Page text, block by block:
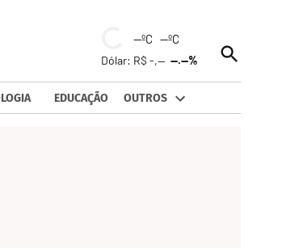
--ºC --ºC
Dólar: R$ -,----.--%
Open
Search
EDUCAÇÃO OUTROS